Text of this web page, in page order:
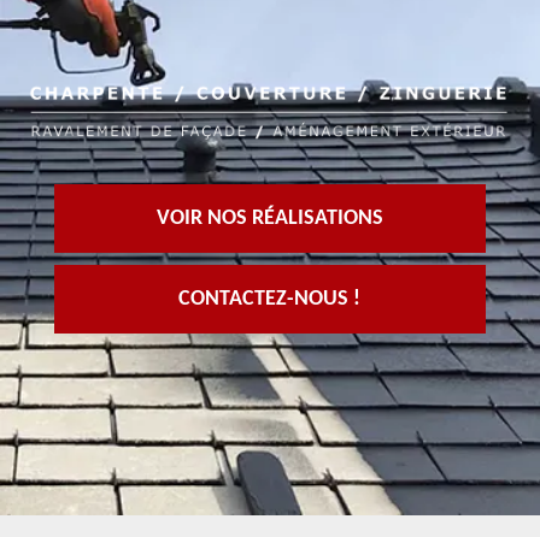
VOIR NOS RÉALISATIONS
CONTACTEZ-NOUS !